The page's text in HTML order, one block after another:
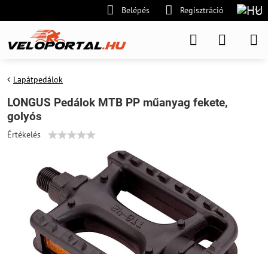
Belépés Regisztráció
Lapátpedálok
LONGUS Pedálok MTB PP műanyag fekete,
golyós
Értékelés